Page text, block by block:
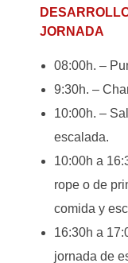
JORNADA
08:00h. –
9:30h. –
10:00h. –
escalada.
10:00h a
rope o de
comida y
16:30h a
jornada de